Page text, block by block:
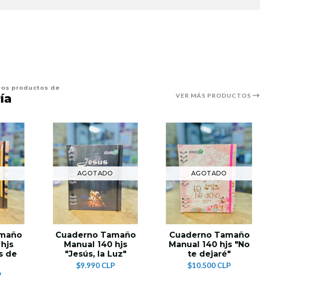
productos de
VER MÁS PRODUCTOS
de
AGOTADO
Cuaderno Tamaño
Manual 140 hjs
"Jesús, la Luz"
$9.990 CLP
AGOTADO
Cuaderno Tamaño
Manual 140 hjs "No
te dejaré"
$10.500 CLP